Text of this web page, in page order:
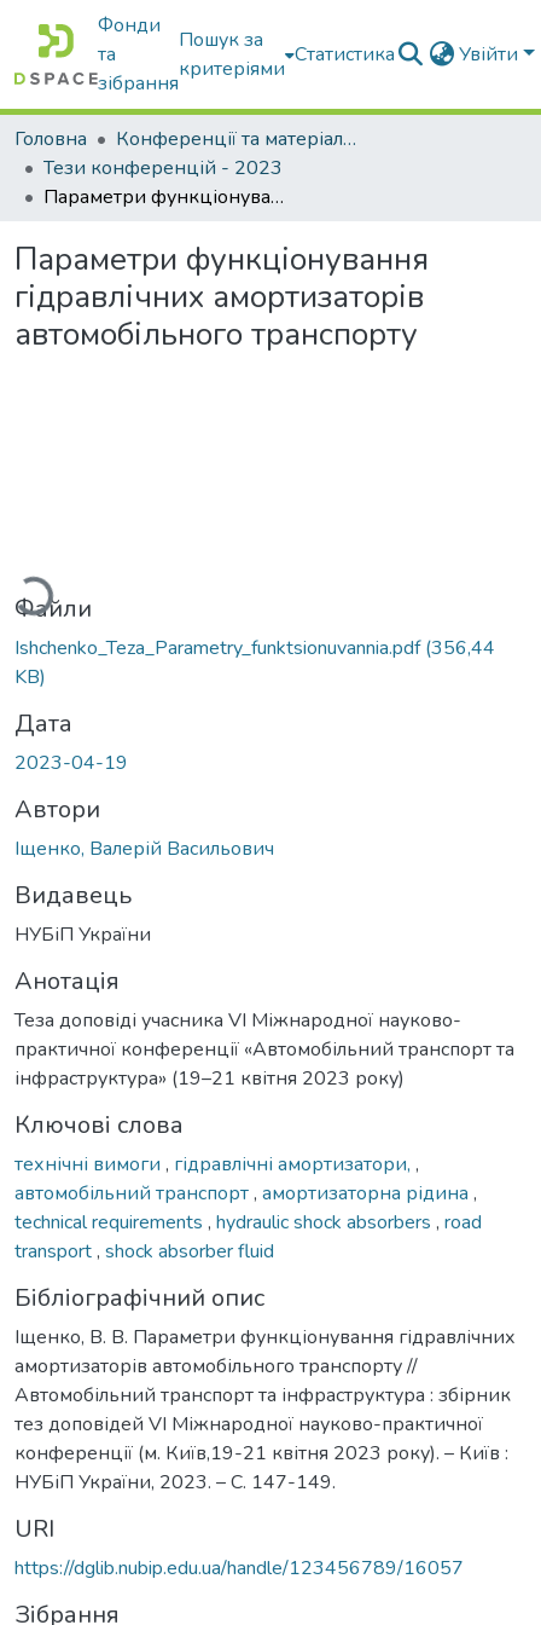
Фонди
та
зібрання
Пошук за
критеріями
Статистика Увійти
Головна
Конференції та матеріали конференцій
Тези конференцій - 2023
Параметри функціонування гідравлічних амортизаторів автомобільного транспорту
Параметри функціонування
гідравлічних амортизаторів
автомобільного транспорту
Файли
Ishchenko_Teza_Parametry_funktsionuvannia.pdf(356,44
KB)
Дата
2023-04-19
Автори
Іщенко, Валерій Васильович
Видавець
НУБіП України
Анотація
Теза доповіді учасника VІ Міжнародної науково-
практичної конференції «Автомобільний транспорт та
інфраструктура» (19–21 квітня 2023 року)
Ключові слова
технічні вимоги , гідравлічні амортизатори, ,
автомобільний транспорт, амортизаторна рідина ,
technical requirements , hydraulic shock absorbers , road
transport, shock absorber fluid
Бібліографічний опис
Іщенко, В. В. Параметри функціонування гідравлічних
амортизаторів автомобільного транспорту //
Автомобільний транспорт та інфраструктура : збірник
тез доповідей VІ Міжнародної науково-практичної
конференції (м. Київ,19-21 квітня 2023 року). – Київ :
НУБіП України, 2023. – С. 147-149.
URI
https://dglib.nubip.edu.ua/handle/123456789/16057
Зібрання